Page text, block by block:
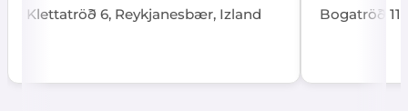
Klettatröð 6, Reykjanesbær, Izland Bogatröð